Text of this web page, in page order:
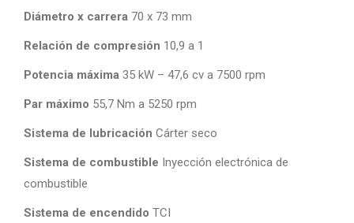
Diámetro x carrera 70 x 73 mm
Relación de compresión 10,9 a 1
Potencia máxima 35 kW – 47,6 cv a 7500 rpm
Par máximo 55,7 Nm a 5250 rpm
Sistema de lubricación Cárter seco
Sistema de combustible Inyección electrónica de
combustible
Sistema de encendido TCI